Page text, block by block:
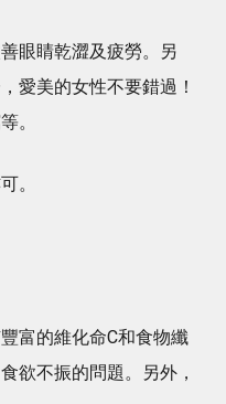
眼睛乾澀及疲勞。另
愛美的女性不要錯過！
。
。
富的維化命C和食物纖
欲不振的問題。另外，